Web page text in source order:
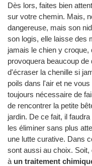
Dès lors, faites bien
sur votre chemin. Mais,
dangereuse, mais son
son logis, elle laisse des
jamais le chien y
provoquera beaucoup
d'écraser la chenille si
poils dans l'air et ne
toujours nécessaire de
de rencontrer la petite
jardin. De ce fait, il
les éliminer sans plus
une lutte curative. Dans
sont aussi au choix. Soit,
à un traitement